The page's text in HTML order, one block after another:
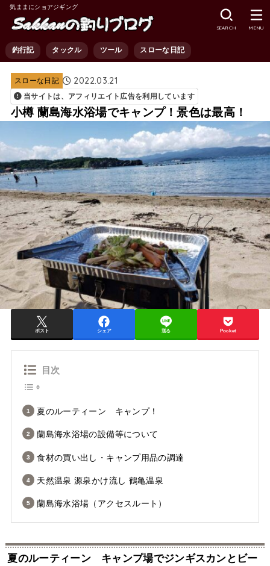
気ままにショアジギング
釣行記 タックル ツール スローな日記
SEARCH MENU
スローな日記 2022.03.21
当サイトは、アフィリエイト広告を利用しています
小樽 蘭島海水浴場でキャンプ！景色は最高！
ポスト シェア 送る Pocket
目次
夏のルーティーン キャンプ！
蘭島海水浴場の設備等について
食材の買い出し・キャンプ用品の調達
天然温泉 源泉かけ流し 鶴亀温泉
蘭島海水浴場（アクセスルート）
夏のルーティーン キャンプ場でジンギスカンとビー